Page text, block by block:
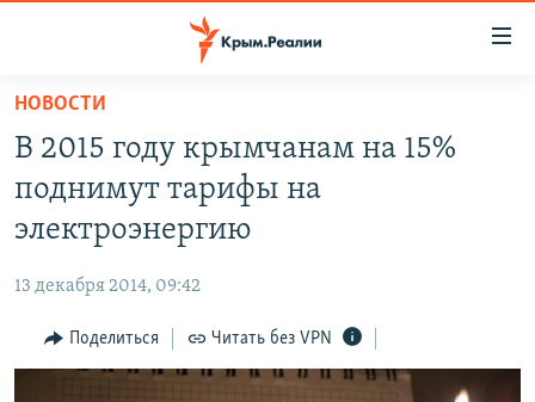
Вернуться
основному
содержанию
главной
навигации
Вернутся
СПЕЦПРОЕКТЫ
11 ЛЕТ ОККУПАЦИИ КРЫМА. 11 ИСТОРИЙ СОПРОТИВЛЕНИЯ
ЕЩЕ
ИНТЕРАКТИВ
РАДІО СВОБОДА
КАК ОБОЙТИ БЛОКИРОВКУ
НОВОСТИ
В 2015 году крымчанам на 15%
поднимут тарифы на
электроэнергию
13 декабря 2014, 09:42
Поделиться Читать без VPN